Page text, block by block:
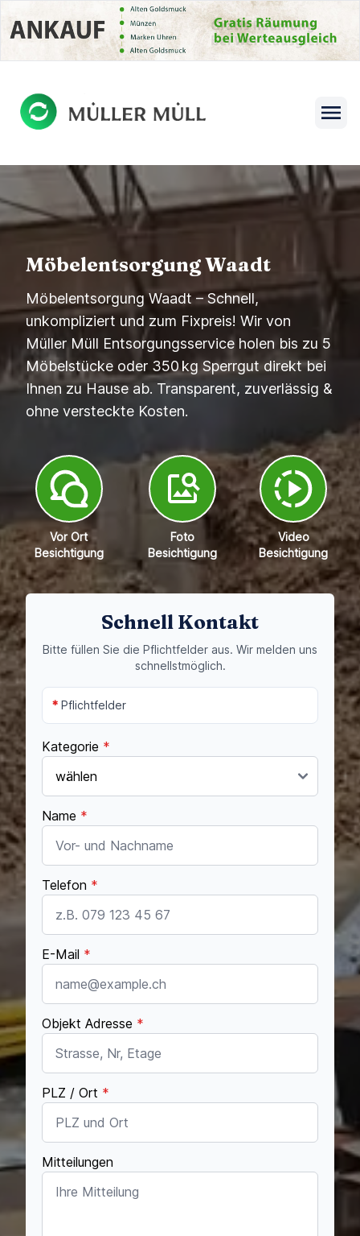
Open
menu
Möbelentsorgung Waadt
Möbelentsorgung Waadt – Schnell,
unkompliziert und zum Fixpreis! Wir von
Müller Müll Entsorgungsservice holen bis zu 5
Möbelstücke oder 350 kg Sperrgut direkt bei
Ihnen zu Hause ab. Transparent, zuverlässig &
ohne versteckte Kosten.
Vor Ort
Besichtigung
Foto
Besichtigung
Video
Besichtigung
Schnell Kontakt
Bitte füllen Sie die Pflichtfelder aus. Wir melden uns
schnellstmöglich.
* Pflichtfelder
Kategorie *
Name *
Telefon *
E-Mail *
Objekt Adresse *
PLZ / Ort *
Mitteilungen